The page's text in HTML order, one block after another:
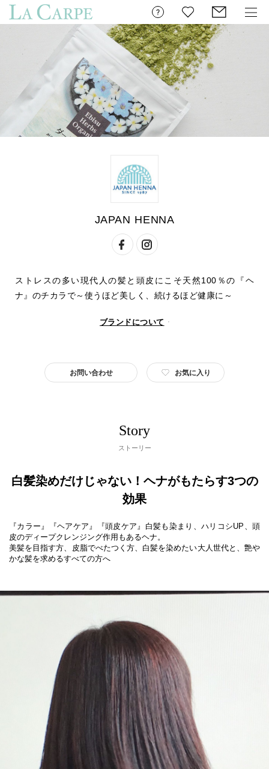
JAPAN HENNA
ストレスの多い現代人の髪と頭皮にこそ天然100％の『ヘ
ナ』のチカラで～使うほど美しく、続けるほど健康に～
ブランドについて
お問い合わせ お気に入り
Story
ストーリー
白髪染めだけじゃない！ヘナがもたらす3つの
効果
『カラー』『ヘアケア』『頭皮ケア』白髪も染まり、ハリコシUP、頭
皮のディープクレンジング作用もあるヘナ。
美髪を目指す方、皮脂でべたつく方、白髪を染めたい大人世代と、艶や
かな髪を求めるすべての方へ